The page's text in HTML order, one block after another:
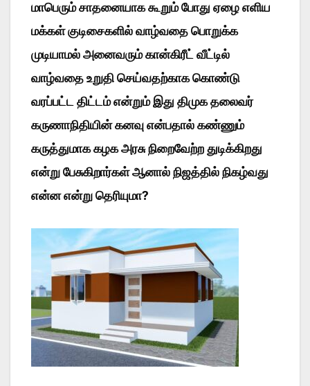
மாபெரும் சாதனையாக கூறும் போது ஏழை எளிய
மக்கள் குடிசைகளில் வாழ்வதை பொறுக்க
முடியாமல் அனைவரும் கான்கிரீட் வீட்டில்
வாழ்வதை உறுதி செய்வதற்காக கொண்டு
வரப்பட்ட திட்டம் என்றும் இது திமுக தலைவர்
கருணாநிதியின் கனவு என்பதால் கண்ணும்
கருத்துமாக கழக அரசு நிறைவேற்ற துடிக்கிறது
என்று பேசுகிறார்கள் ஆனால் நிஜத்தில் நிகழ்வது
என்ன என்று தெரியுமா?